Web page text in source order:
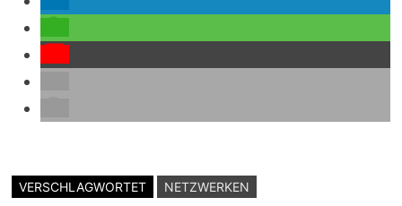
VERSCHLAGWORTET NETZWERKEN